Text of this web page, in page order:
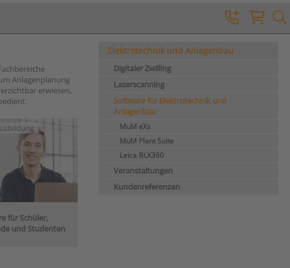
Anlagenplanung
erwiesen,
für Schüler,
und Studenten
Elektrotechnik und Anlagenbau
Digitaler Zwilling
Laserscanning
Software für Elektrotechnik und
Anlagenbau
MuM eXs
MuM Plant Suite
Leica BLK360
Veranstaltungen
Kundenreferenzen